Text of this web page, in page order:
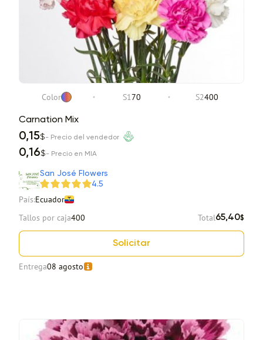
Color S170 S2400
Carnation Mix
0,15$- Precio del vendedor
0,16$- Precio en MIA
San José Flowers
4.5
País:Ecuador
Tallos por caja400 Total65,40$
Solicitar
Entrega08 agosto